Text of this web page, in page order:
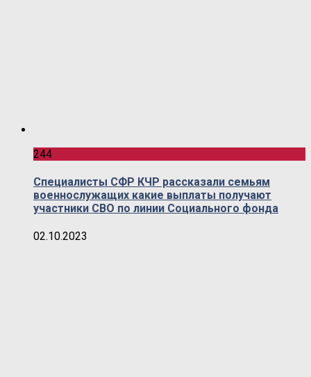
244
Специалисты СФР КЧР рассказали семьям
военнослужащих какие выплаты получают
участники СВО по линии Социального фонда
02.10.2023